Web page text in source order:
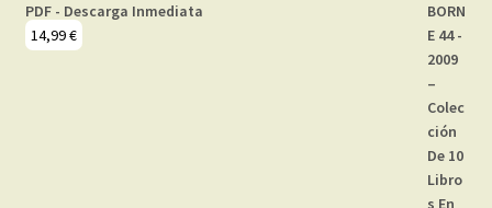
PDF - Descarga Inmediata
14,99€